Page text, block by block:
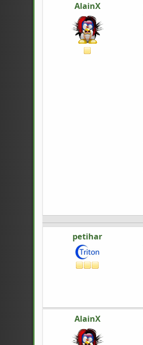
AlainX
petihar
AlainX